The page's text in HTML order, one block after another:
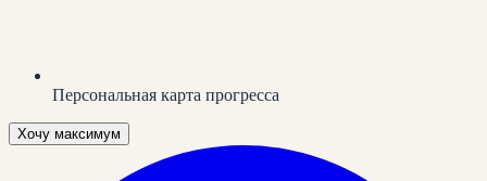
Персональная карта прогресса
Хочу максимум